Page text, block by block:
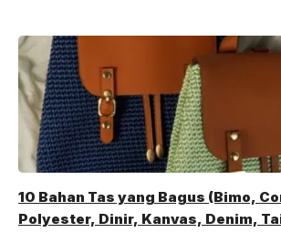
hanya bisa menahan air sebentar saja.
dalam waktu tertentu airnya tetap
kain sehingga basah dan menyisakan
hingga bau. Maka dari itu, penting untuk
mendapatkan ...
10 Bahan Tas yang Bagus (Bimo,
Polyester, Dinir, Kanvas, Denim,